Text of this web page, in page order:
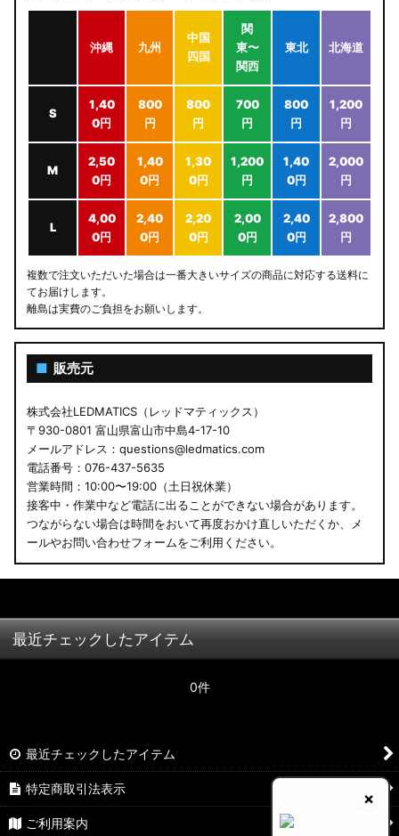
沖縄 九州
中国
四国
関
東〜
関西
東北 北海道
S
1,40
0円
800
円
800
円
700
円
800
円
1,200
円
M
2,50
0円
1,40
0円
1,30
0円
1,200
円
1,40
0円
2,000
円
L
4,00
0円
2,40
0円
2,20
0円
2,00
0円
2,40
0円
2,800
円
複数で注文いただいた場合は一番大きいサイズの商品に対応する送料に
てお届けします。
離島は実費のご負担をお願いします。
■ 販売元
株式会社LEDMATICS（レッドマティックス）
〒930-0801 富山県富山市中島4-17-10
メールアドレス：questions@ledmatics.com
電話番号：076-437-5635
営業時間：10:00〜19:00（土日祝休業）
接客中・作業中など電話に出ることができない場合があります。
つながらない場合は時間をおいて再度おかけ直しいただくか、メ
ールやお問い合わせフォームをご利用ください。
×
最近チェックしたアイテム
0件
最近チェックしたアイテム
特定商取引法表示
ご利用案内